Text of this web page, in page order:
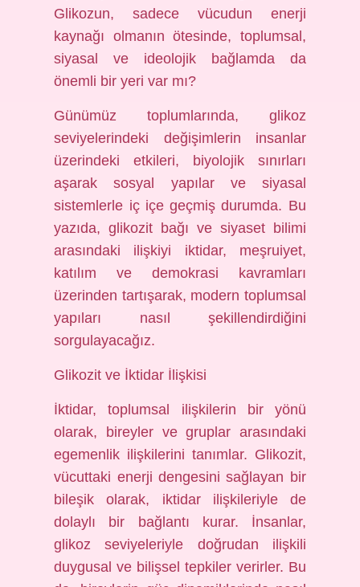
Glikozun, sadece vücudun enerji
kaynağı olmanın ötesinde, toplumsal,
siyasal ve ideolojik bağlamda da
önemli bir yeri var mı?
Günümüz toplumlarında, glikoz
seviyelerindeki değişimlerin insanlar
üzerindeki etkileri, biyolojik sınırları
aşarak sosyal yapılar ve siyasal
sistemlerle iç içe geçmiş durumda. Bu
yazıda, glikozit bağı ve siyaset bilimi
arasındaki ilişkiyi iktidar, meşruiyet,
katılım ve demokrasi kavramları
üzerinden tartışarak, modern toplumsal
yapıları nasıl şekillendirdiğini
sorgulayacağız.
Glikozit ve İktidar İlişkisi
İktidar, toplumsal ilişkilerin bir yönü
olarak, bireyler ve gruplar arasındaki
egemenlik ilişkilerini tanımlar. Glikozit,
vücuttaki enerji dengesini sağlayan bir
bileşik olarak, iktidar ilişkileriyle de
dolaylı bir bağlantı kurar. İnsanlar,
glikoz seviyeleriyle doğrudan ilişkili
duygusal ve bilişsel tepkiler verirler. Bu